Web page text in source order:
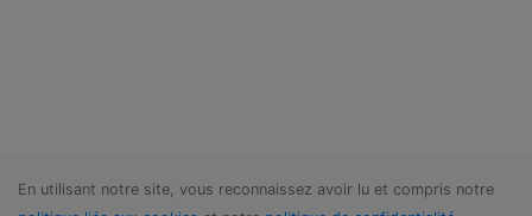
En utilisant notre site, vous reconnaissez avoir lu et compris notre